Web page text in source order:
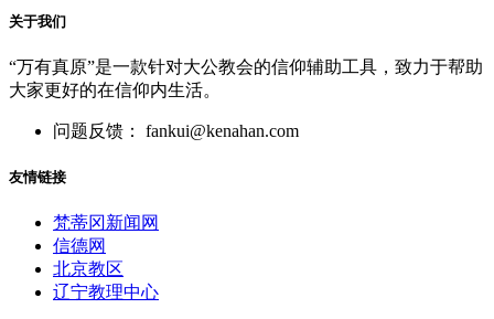
关于我们
“万有真原”是一款针对大公教会的信仰辅助工具，致力于帮助
大家更好的在信仰内生活。
问题反馈： fankui@kenahan.com
友情链接
梵蒂冈新闻网
信德网
北京教区
辽宁教理中心